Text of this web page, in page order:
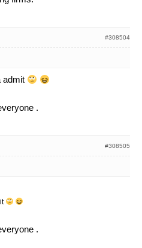
#308504
admit
.
#308505
.